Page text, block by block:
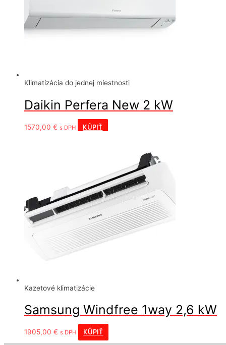
Klimatizácia do jednej miestnosti
Daikin Perfera New 2 kW
1570,00 € s DPH KÚPIŤ
Kazetové klimatizácie
Samsung Windfree 1way 2,6 kW
1905,00 € s DPH KÚPIŤ